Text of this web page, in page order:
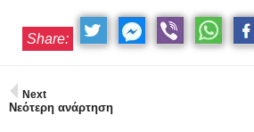
Share:
Next
Νεότερη ανάρτηση